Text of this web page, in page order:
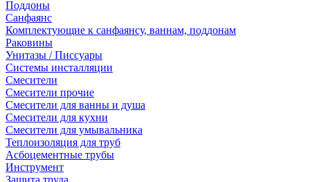
Поддоны
Санфаянс
Комплектующие к санфаянсу, ваннам, поддонам
Раковины
Унитазы / Писсуары
Системы инсталляции
Смесители
Смесители прочие
Смесители для ванны и душа
Смесители для кухни
Смесители для умывальника
Теплоизоляция для труб
Асбоцементные трубы
Инструмент
Защита труда